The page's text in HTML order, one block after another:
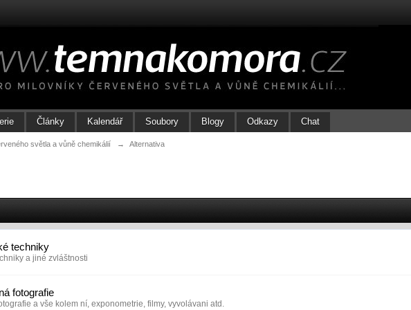
Články Kalendář Soubory Blogy Odkazy Chat
světla a vůně chemikálií → Alternativa
techniky
a jiné zvláštnosti
fotografie
a vše kolem ní, exponometrie, filmy, vyvolávani atd.